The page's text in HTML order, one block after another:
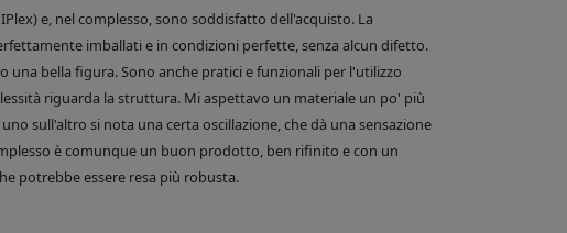
e, nel complesso, sono soddisfatto dell'acquisto. La
imballati e in condizioni perfette, senza alcun difetto.
bella figura. Sono anche pratici e funzionali per l'utilizzo
riguarda la struttura. Mi aspettavo un materiale un po' più
sull'altro si nota una certa oscillazione, che dà una sensazione
è comunque un buon prodotto, ben rifinito e con un
potrebbe essere resa più robusta.